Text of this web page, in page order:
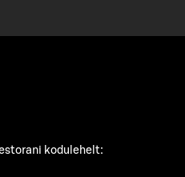
kodulehelt: